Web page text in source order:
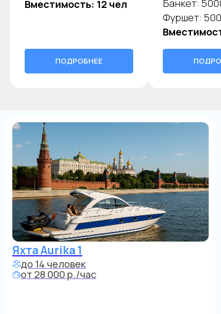
Вместимость: 12 чел
ПОДРОБНЕЕ
Банкет:
Фуршет:
от 28 000 р./час
отКарамышевской наб. по центру